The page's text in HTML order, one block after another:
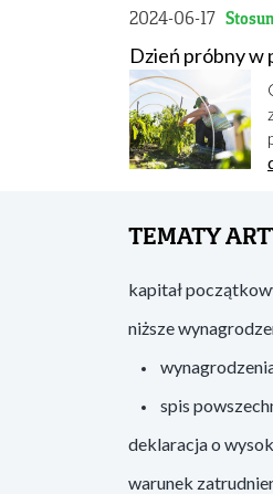
2024-06-17
Dzień próbny w
TEMATY
kapitał
niższe
spis
deklaracja o
warunek